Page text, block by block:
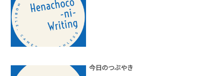
今日のつぶやき